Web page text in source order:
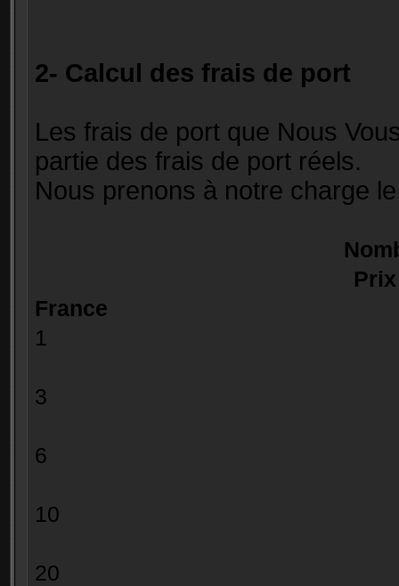
2- Calcul des frais de port
Les frais de port que Nous
partie des frais de port réels.
Nous prenons à notre charge
France
1
3 1.50
6 0.80
10 0.70
20 0.50